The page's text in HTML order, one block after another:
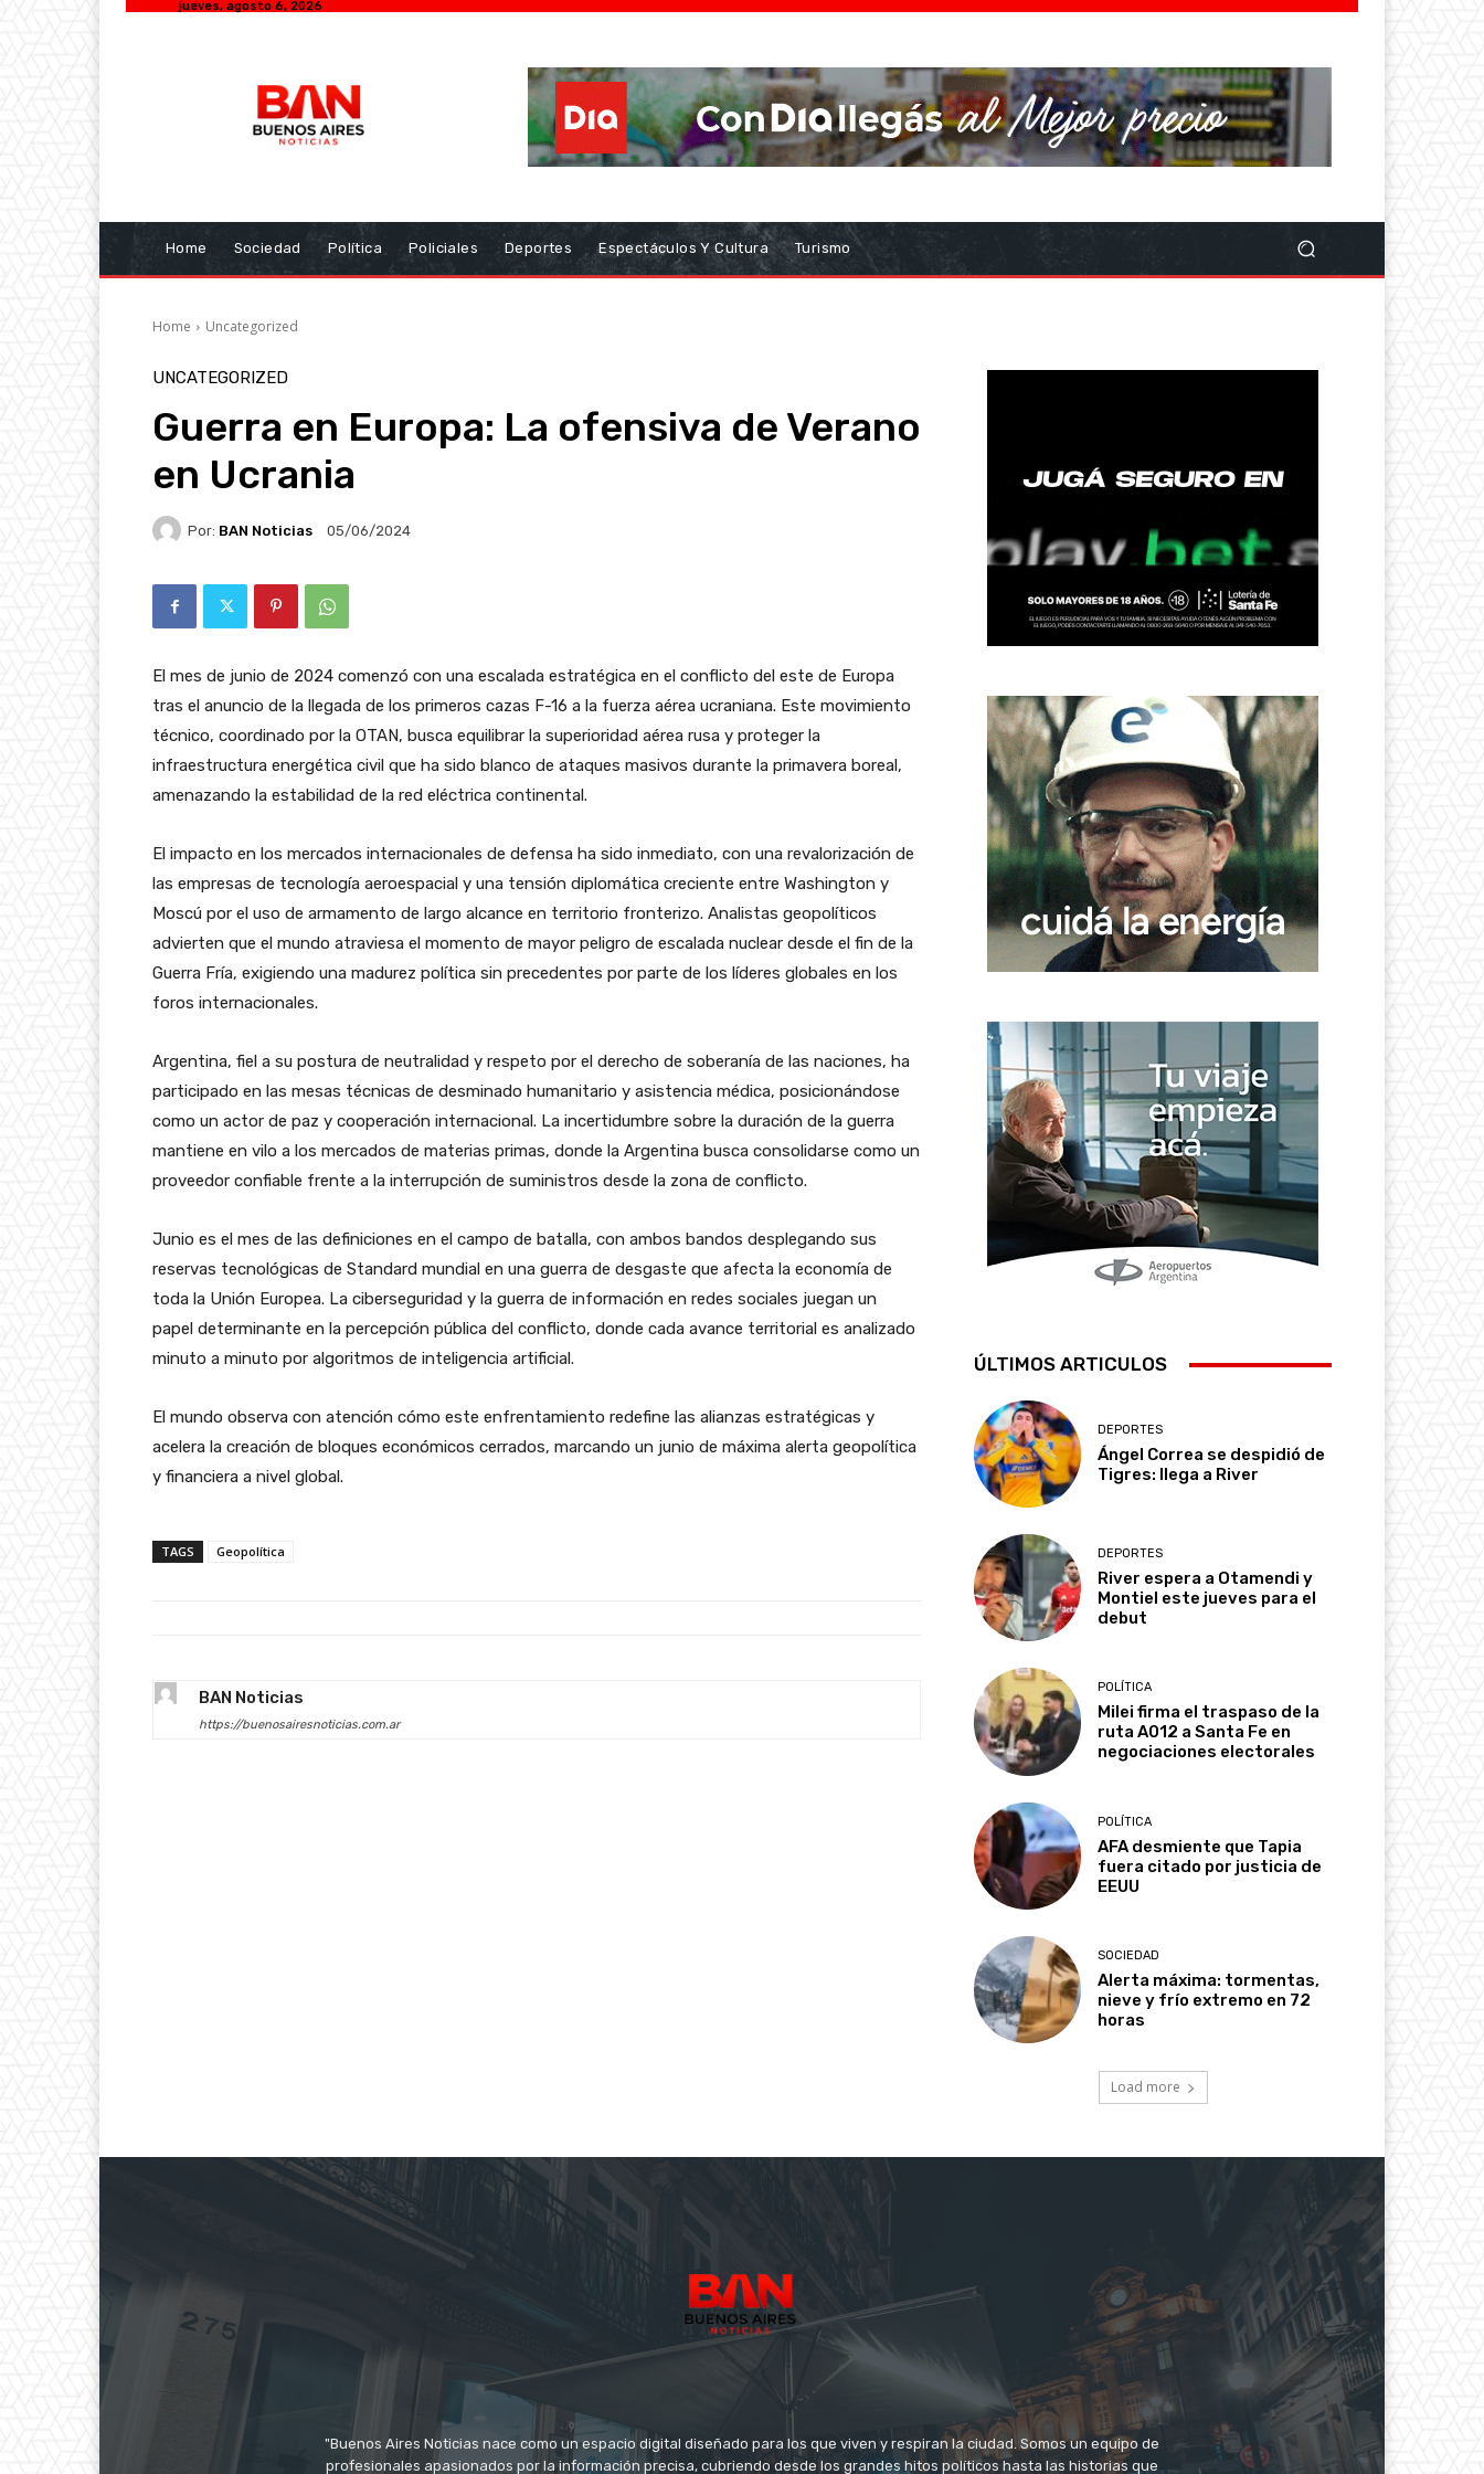
jueves, agosto 6, 2026
Home Sociedad Política Policiales Deportes Espectáculos Y Cultura Turismo
Home Uncategorized
UNCATEGORIZED
Guerra en Europa: La ofensiva de Verano
en Ucrania
Por: BAN Noticias 05/06/2024
El mes de junio de 2024 comenzó con una escalada estratégica en el conflicto del este de Europa
tras el anuncio de la llegada de los primeros cazas F-16 a la fuerza aérea ucraniana. Este movimiento
técnico, coordinado por la OTAN, busca equilibrar la superioridad aérea rusa y proteger la
infraestructura energética civil que ha sido blanco de ataques masivos durante la primavera boreal,
amenazando la estabilidad de la red eléctrica continental.
El impacto en los mercados internacionales de defensa ha sido inmediato, con una revalorización de
las empresas de tecnología aeroespacial y una tensión diplomática creciente entre Washington y
Moscú por el uso de armamento de largo alcance en territorio fronterizo. Analistas geopolíticos
advierten que el mundo atraviesa el momento de mayor peligro de escalada nuclear desde el fin de la
Guerra Fría, exigiendo una madurez política sin precedentes por parte de los líderes globales en los
foros internacionales.
Argentina, fiel a su postura de neutralidad y respeto por el derecho de soberanía de las naciones, ha
participado en las mesas técnicas de desminado humanitario y asistencia médica, posicionándose
como un actor de paz y cooperación internacional. La incertidumbre sobre la duración de la guerra
mantiene en vilo a los mercados de materias primas, donde la Argentina busca consolidarse como un
proveedor confiable frente a la interrupción de suministros desde la zona de conflicto.
Junio es el mes de las definiciones en el campo de batalla, con ambos bandos desplegando sus
reservas tecnológicas de Standard mundial en una guerra de desgaste que afecta la economía de
toda la Unión Europea. La ciberseguridad y la guerra de información en redes sociales juegan un
papel determinante en la percepción pública del conflicto, donde cada avance territorial es analizado
minuto a minuto por algoritmos de inteligencia artificial.
El mundo observa con atención cómo este enfrentamiento redefine las alianzas estratégicas y
acelera la creación de bloques económicos cerrados, marcando un junio de máxima alerta geopolítica
y financiera a nivel global.
TAGS Geopolítica
BAN Noticias
https://buenosairesnoticias.com.ar
ÚLTIMOS ARTICULOS
DEPORTES
Ángel Correa se despidió de
Tigres: llega a River
DEPORTES
River espera a Otamendi y
Montiel este jueves para el
debut
POLÍTICA
Milei firma el traspaso de la
ruta A012 a Santa Fe en
negociaciones electorales
POLÍTICA
AFA desmiente que Tapia
fuera citado por justicia de
EEUU
SOCIEDAD
Alerta máxima: tormentas,
nieve y frío extremo en 72
horas
Load more
"Buenos Aires Noticias nace como un espacio digital diseñado para los que viven y respiran la ciudad. Somos un equipo de
profesionales apasionados por la información precisa, cubriendo desde los grandes hitos políticos hasta las historias que